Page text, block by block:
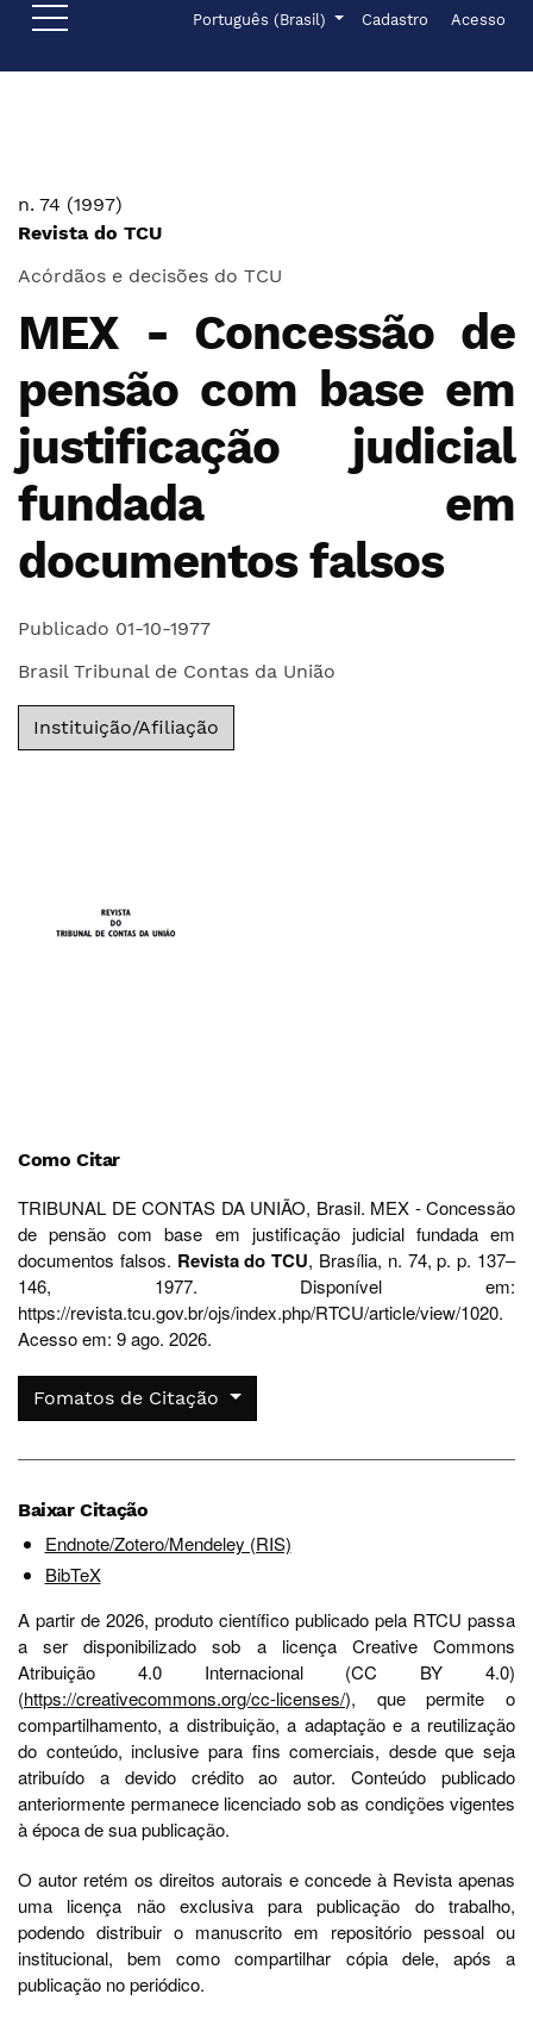
Ir para o menu de navegação principal
Ir para o conteúdo principal
Ir para o rodapé Idioma
Português (Brasil)
Menu de Cadastro Acesso
n. 74 (1997)
Revista do TCU
Acórdãos e decisões do TCU
MEX - Concessão de
pensão com base em
justificação judicial
fundada em
documentos falsos
Publicado 01-10-1977
Brasil Tribunal de Contas da União
Instituição/Afiliação
Como Citar
TRIBUNAL DE CONTAS DA UNIÃO, Brasil. MEX - Concessão
de pensão com base em justificação judicial fundada em
documentos falsos. Revista do TCU, Brasília, n. 74, p. p. 137–
146, 1977. Disponível em:
https://revista.tcu.gov.br/ojs/index.php/RTCU/article/view/1020.
Acesso em: 9 ago. 2026.
Fomatos de Citação
Baixar Citação
Endnote/Zotero/Mendeley (RIS)
BibTeX
A partir de 2026, produto científico publicado pela RTCU passa
a ser disponibilizado sob a licença Creative Commons
Atribuição 4.0 Internacional (CC BY 4.0)
(https://creativecommons.org/cc-licenses/), que permite o
compartilhamento, a distribuição, a adaptação e a reutilização
do conteúdo, inclusive para fins comerciais, desde que seja
atribuído a devido crédito ao autor. Conteúdo publicado
anteriormente permanece licenciado sob as condições vigentes
à época de sua publicação.
O autor retém os direitos autorais e concede à Revista apenas
uma licença não exclusiva para publicação do trabalho,
podendo distribuir o manuscrito em repositório pessoal ou
institucional, bem como compartilhar cópia dele, após a
publicação no periódico.